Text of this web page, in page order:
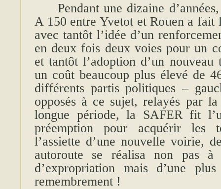
Pendant une dizaine
A 150 entre Yvetot et Rouen a fait
avec tantôt l’idée d’un
en deux fois deux voies pour un
et tantôt l’adoption d’un nouveau
un coût beaucoup plus élevé de
différents partis politiques –
opposés à ce sujet, relayés par
longue période, la SAFER fit
préemption pour acquérir les
l’assiette d’une nouvelle voirie,
autoroute se réalisa non pas à
d’expropriation mais d’une
remembrement !